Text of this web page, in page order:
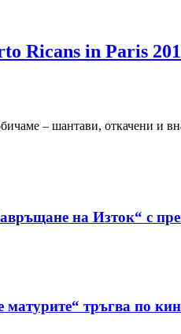
Ricans in Paris
– шантави, откачени и
на Изток“ с
тръгва по